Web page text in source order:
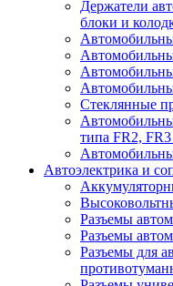
Держатели
блоки и
Стеклянные
типа FR2,
Автоэлектрика и
Разъемы
Разъемы
Разъемы для